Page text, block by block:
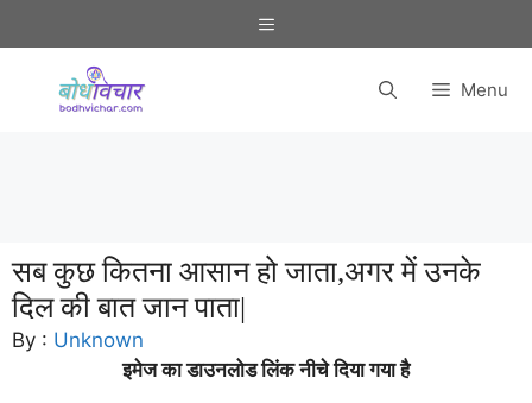
to
Menu
Menu
सब कुछ कितना आसान हो जाता,अगर में उनके
दिल की बात जान पाता|
By : Unknown
इमेज का डाउनलोड लिंक नीचे दिया गया है